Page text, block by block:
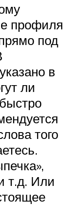
профиля
под
в
ли
того
т.д. Или